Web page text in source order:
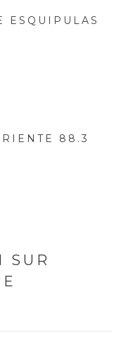
ESQUIPULAS
88.3
SUR